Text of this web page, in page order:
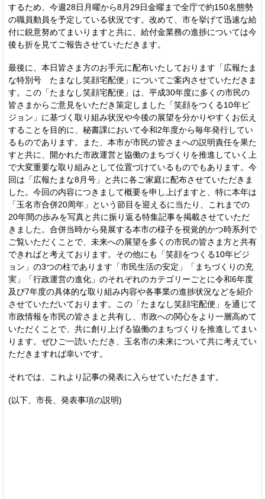
するため、今週28日月曜から8月29日金曜まで全庁で約150名態勢
の職員動員を予定している状況です。改めて、市を挙げて迅速な給
付に鋭意努めてまいりますと共に、給付金業務の進捗については今
後も折を見てご報告させていただきます。
最後に、本日皆さま方のお手元に配布いたしております「広報たま
な特別号 たまなし笑顔宅配便」についてご案内させていただきま
す。この「たまなし笑顔宅配便」は、平成30年度に多くの市民の
皆さまからご意見をいただき策定しました「笑顔をつくる10年ビ
ジョン」に基づく取り組み状況や今後の展望を分かりやすくお伝え
することを目的に、秘書課において令和2年度から毎年発行してい
るものであります。また、本市が市民の皆さまへの説明責任を果た
すと共に、開かれた市政運営と協働のまちづくりを推進していく上
で大変重要な取り組みとして位置づけているものでもあります。今
回は「広報たまな8月号」と共に各ご家庭に配布させていただきま
した。今回の内容につきまして概要を申し上げますと、特に本年は
「玉名市合併20周年」という節目を迎えるに当たり、これまでの
20年間の歩みを写真と共に振り返る特集記事を掲載させていただ
きました。合併当時から発展する本市の様子を視覚的かつ時系列で
ご覧いただくことで、未来への展望を多くの市民の皆さま方と共有
できればと考えております。その他にも「笑顔をつくる10年ビジ
ョン」の3つの柱であります「市民生活の安定」「まちづくりの充
実」「行政運営の進化」のそれぞれのカテゴリーごとに令和6年度
及び7年度の具体的な取り組み内容や各事業の進捗状況などを紹介
させていただいております。この「たまなし笑顔宅配便」を通じて
市政情報を市民の皆さまと共有し、市政への関心をより一層高めて
いただくことで、共に創り上げる協働のまちづくりを推進してまい
ります。ぜひご一読いただき、玉名市の未来について共に考えてい
ただきますれば幸いです。
それでは、これより記事の発表に入らせていただきます。
(以下、市長、発表事項の説明)